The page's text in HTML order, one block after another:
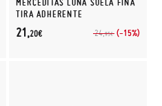
MERCEDITAS LONA SUELA FINA
TIRA ADHERENTE
24,95€ (-15%)
21,20€